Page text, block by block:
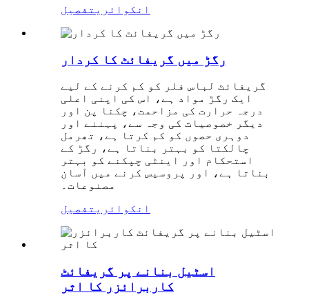
انکوائری تفصیل
رگڑ میں گریفائٹ کا کردار
گریفائٹ لباس فلر کو کم کرنے کے لیے
ایک رگڑ مواد ہے، اس کی اپنی اعلی
درجہ حرارت کی مزاحمت، چکنا پن اور
دیگر خصوصیات کی وجہ سے، پہننے اور
دوہری حصوں کو کم کرتا ہے، تھرمل
چالکتا کو بہتر بناتا ہے، رگڑ کے
استحکام اور اینٹی چپکنے کو بہتر
بناتا ہے، اور پروسیس کرنے میں آسان
مصنوعات۔
انکوائری تفصیل
اسٹیل بنانے پر گریفائٹ
کاربرائزر کا اثر